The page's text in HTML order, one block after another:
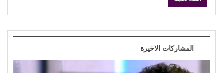
المشاركات الاخيرة